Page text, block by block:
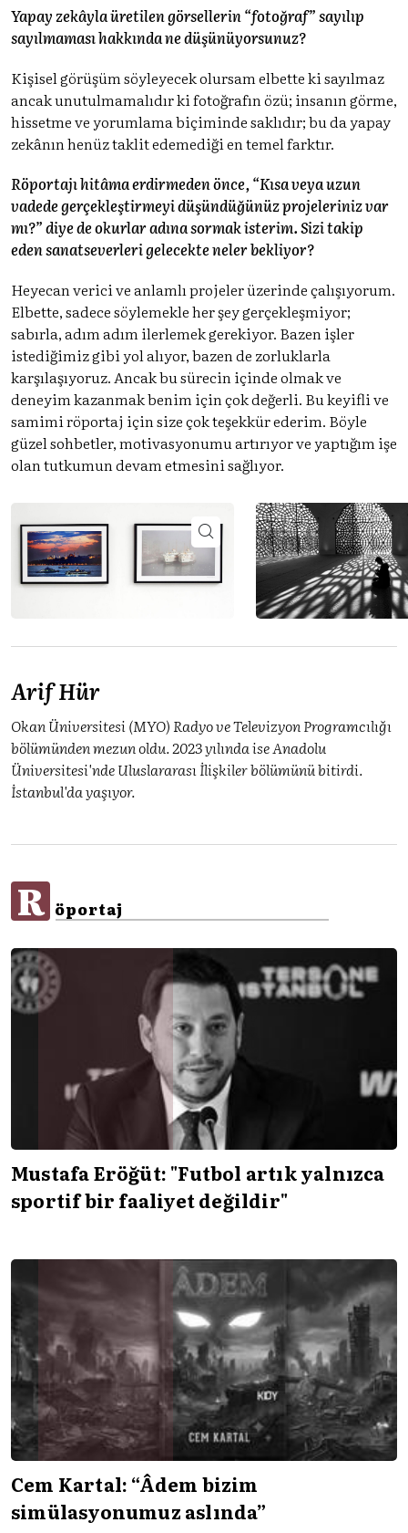
Yapay zekâyla üretilen görsellerin “fotoğraf” sayılıp
sayılmaması hakkında ne düşünüyorsunuz?
Kişisel görüşüm söyleyecek olursam elbette ki sayılmaz
ancak unutulmamalıdır ki fotoğrafın özü; insanın görme,
hissetme ve yorumlama biçiminde saklıdır; bu da yapay
zekânın henüz taklit edemediği en temel farktır.
Röportajı hitâma erdirmeden önce, “Kısa veya uzun
vadede gerçekleştirmeyi düşündüğünüz projeleriniz var
mı?” diye de okurlar adına sormak isterim. Sizi takip
eden sanatseverleri gelecekte neler bekliyor?
Heyecan verici ve anlamlı projeler üzerinde çalışıyorum.
Elbette, sadece söylemekle her şey gerçekleşmiyor;
sabırla, adım adım ilerlemek gerekiyor. Bazen işler
istediğimiz gibi yol alıyor, bazen de zorluklarla
karşılaşıyoruz. Ancak bu sürecin içinde olmak ve
deneyim kazanmak benim için çok değerli. Bu keyifli ve
samimi röportaj için size çok teşekkür ederim. Böyle
güzel sohbetler, motivasyonumu artırıyor ve yaptığım işe
olan tutkumun devam etmesini sağlıyor.
Arif Hür
Okan Üniversitesi (MYO) Radyo ve Televizyon Programcılığı
bölümünden mezun oldu. 2023 yılında ise Anadolu
Üniversitesi'nde Uluslararası İlişkiler bölümünü bitirdi.
İstanbul'da yaşıyor.
R öportaj
Mustafa Eröğüt: "Futbol artık yalnızca
sportif bir faaliyet değildir"
Cem Kartal: “Âdem bizim
simülasyonumuz aslında”